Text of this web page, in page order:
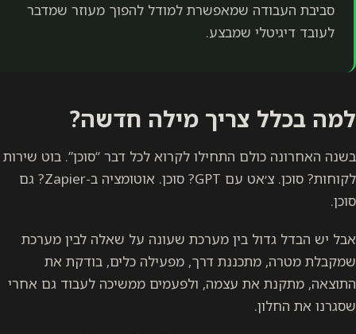
סביבת העבודה שמאפשרת למודל להפוך מעוזר שמדבר
לעובד דיגיטלי שמבצע.
למה בכלל צריך מילה חדשה?
בשנה האחרונה כולם התחילו לקרוא לכל דבר “סוכן”. בוט שירות
לקוחות? סוכן. צ׳אט עם GPT? סוכן. אוטומציה ב-Zapier? גם
סוכן.
אבל יש הבדל גדול בין מערכת שעונה על שאלה לבין מערכת
שמקבלת מטרה, מתכננת דרך, מפעילה כלים, בודקת את
התוצאה, מתקנת את עצמה, ולפעמים ממשיכה לעבוד גם אחרי
שסגרנו את החלון.